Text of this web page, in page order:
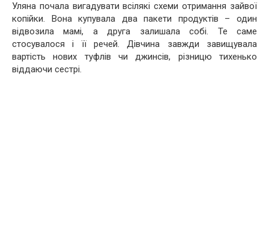
Уляна почала вигадувати всілякі схеми отримання зайвої
копійки. Вона купувала два пакети продуктів – один
відвозила мамі, а друга залишала собі. Те саме
стосувалося і її речей. Дівчина завжди завищувала
вартість нових туфлів чи джинсів, різницю тихенько
віддаючи сестрі.